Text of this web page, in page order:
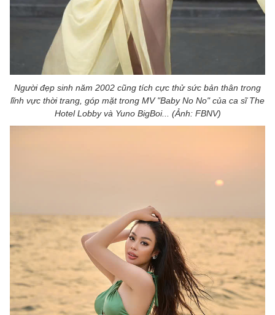
Người đẹp sinh năm 2002 cũng tích cực thử sức bản thân trong
lĩnh vực thời trang, góp mặt trong MV "Baby No No" của ca sĩ The
Hotel Lobby và Yuno BigBoi... (Ảnh: FBNV)